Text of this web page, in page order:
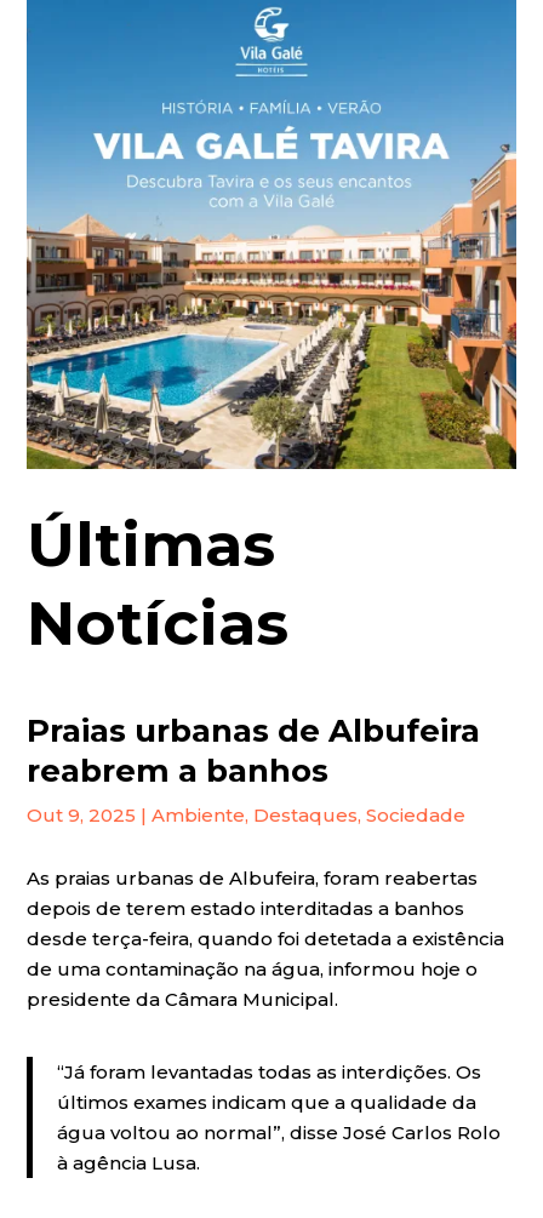
Últimas
Notícias
Praias urbanas de Albufeira
reabrem a banhos
Out 9, 2025 |Ambiente, Destaques,Sociedade
As praias urbanas de Albufeira, foram reabertas
depois de terem estado interditadas a banhos
desde terça-feira, quando foi detetada a existência
de uma contaminação na água, informou hoje o
presidente da Câmara Municipal.
“Já foram levantadas todas as interdições. Os
últimos exames indicam que a qualidade da
água voltou ao normal”, disse José Carlos Rolo
à agência Lusa.